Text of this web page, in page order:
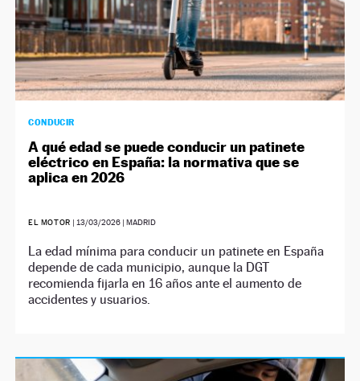
CONDUCIR
A qué edad se puede conducir un patinete
eléctrico en España: la normativa que se
aplica en 2026
EL MOTOR | 13/03/2026 | MADRID
La edad mínima para conducir un patinete en España
depende de cada municipio, aunque la DGT
recomienda fijarla en 16 años ante el aumento de
accidentes y usuarios.